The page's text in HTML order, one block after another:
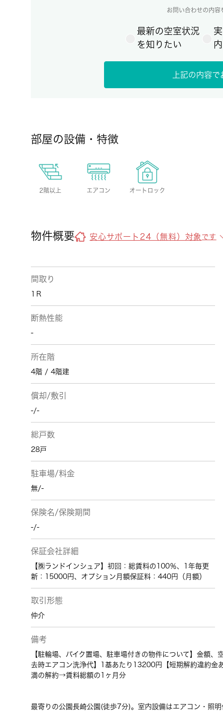
お問い合わせの内容
最新の空室状況
を知りたい
上記の内容
部屋の設備・特徴
2階以上 エアコン オートロック
物件概要 安心サポート24（無料）対象 です
間取り
1Ｒ
断熱性能
-
所在階
4階 / 4階建
償却/敷引
-/-
総戸数
28戸
駐車場/料金
無/-
保険名/保険期間
-/-
保証会社詳細
【㈱ランドインシュア】初回：総賃料の100％、1年毎更
新：15000円、オプション月額保証料：440円（月額）
取引形態
仲介
備考
【駐輪場、バイク置場、駐車場付きの物件について】金額
去時エアコン洗浄代】1基あたり13200円【短期解約違約
満の解約→賃料総額の1ヶ月分
最寄りの公園長崎公園(徒歩7分)。室内設備はエアコン・照